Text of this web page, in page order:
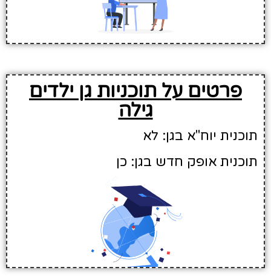
פרטים על תוכניות גן ילדים
גילה
תוכנית יוח"א בגן: לא
תוכנית אופק חדש בגן: כן